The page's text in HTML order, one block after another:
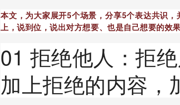
本文，为大家展开5个场景，分享5个表达共识
上，说到位，说出对方想要、也是自己想要的效果
01 拒绝他人：拒
加上拒绝的内容，